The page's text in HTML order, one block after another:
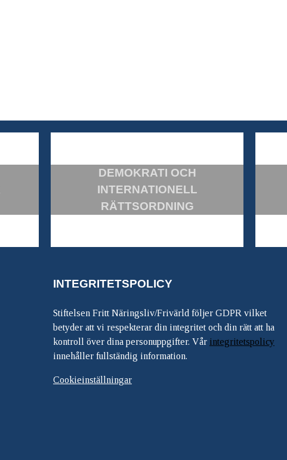
DEMOKRATI OCH
INTERNATIONELL
RÄTTSORDNING
INTEGRITETSPOLICY
Stiftelsen Fritt Näringsliv/Frivärld följer GDPR vilket
betyder att vi respekterar din integritet och din rätt att ha
kontroll över dina personuppgifter. Vår integritetspolicy
innehåller fullständig information.
Cookieinställningar